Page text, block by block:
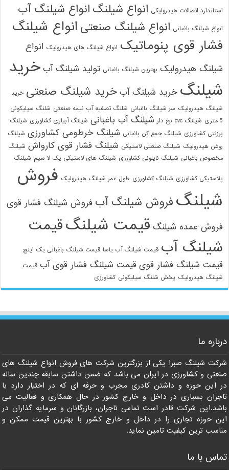
استاندارد اتصالات هیدرولیکی انواع شیلنگ انواع شیلنگ آب
انواع شیلنگ باغبانی انواع شیلنگ صنعتی انواع شیلنگ
فشار قوی پنوماتیک انواع شیلنگ های هیدرولیک انواع
شیلنگ هیدرولیک بهترین شیلنگ باغبانی تولید شیلنگ آب خرید
شیلنگ خرید شیلنگ آب خرید شیلنگ صنعتی خرید
شیلنگ هیدرولیک سر شیلنگ باغبانی شلنگ تصفیه آب نیمه صنعتی شلنگ سیلیکونی
5 متری
شیلنگ pvc نخ دار شیلنگ آب باغبانی شیلنگ آبیاری کشاورزی شیلنگ
برزنتی کشاورزی شیلنگ جمع کن باغبانی شیلنگ خرطومی کشاورزی شیلنگ
روغن هیدرولیک شیلنگ صنعتی لاستیکی شیلنگ فشار قوی کارواش شیلنگ
مخصوص باغبانی شیلنگ نایلونی کشاورزی شیلنگ های لاستیکی یک لا سیم شیلنگ
پلاستیکی کشاورزی شیلنگ کشاورزی طول عمر شیلنگ هیدرولیک فروش
شیلنگ فروش شیلنگ آب فروش شیلنگ فشار قوی
فروش عمده شیلنگ قیمت شیلنگقیمت
شیلنگ آب قیمت شیلنگ آب یاسا قیمت شیلنگ باغبانی یک اینچ
قیمت شیلنگ فشار قوی قیمت شیلنگ فشار قوی آب قیمت
شیلنگ هیدرولیک پخش شلنگ سیلیکونی کشاورزی
درباره ما
شرکت شیلنگ صبرا یکی از بزرگترین شرکت های فروش انواع شیلنگ های
صنعتی و کشاورزی در ایران می باشد که ضمن داشتن سابقه چندین ساله
در این حوزه و داشتن کادری مجرب و حرفه ای که در اختیار دارد با
تاجران بسیاری در داخل و خارج کشور در حال همکاری و فعالیت می
باشد.این شرکت قادر است تمامی تاجران، بازرگانان و سرمایه گذاران در
این حوزه تجاری را در داخل و خارج کشور با بهترین قیمت ممکن و
مناسب ترین کیفیت تامین نماید.
تماس با ما